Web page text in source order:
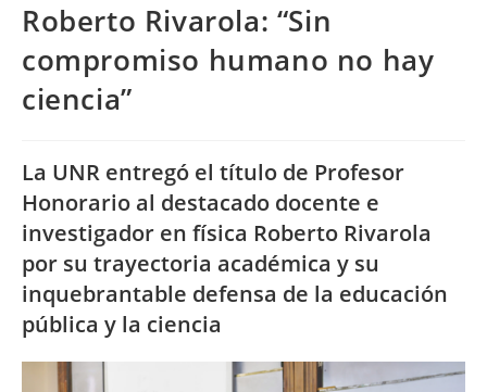
Roberto Rivarola: “Sin
compromiso humano no hay
ciencia”
La UNR entregó el título de Profesor
Honorario al destacado docente e
investigador en física Roberto Rivarola
por su trayectoria académica y su
inquebrantable defensa de la educación
pública y la ciencia